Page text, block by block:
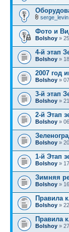
serge_levin
Фото и
Bolshoy »
4-й этап
Bolshoy »
2007 год
Bolshoy »
3-й этап
Bolshoy »
2-й Этап
Bolshoy »
Bolshoy »
1-й Этап
Bolshoy »
Зимняя
Bolshoy »
Правила
Bolshoy »
Правила
Bolshoy »